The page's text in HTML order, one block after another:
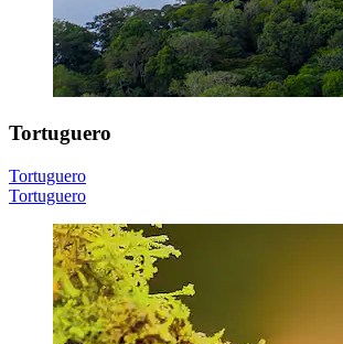
Tortuguero
Tortuguero
Tortuguero